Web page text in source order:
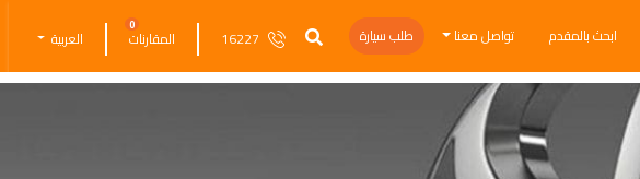
ابحث بالمقدم تواصل معنا طلب سيارة 16227 المقارنات
0
العربية